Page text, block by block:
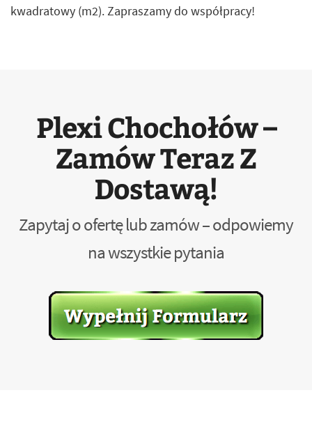
kwadratowy (m2). Zapraszamy do współpracy!
Plexi Chochołów –
Zamów Teraz Z
Dostawą!
Zapytaj o ofertę lub zamów – odpowiemy
na wszystkie pytania